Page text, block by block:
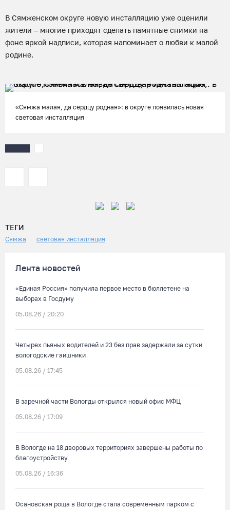
В Сямженском округе новую инсталляцию уже оценили
жители – многие приходят сделать памятные снимки на
фоне яркой надписи, которая напоминает о любви к малой
родине.
«Сямжа малая, да сердцу родная»: в округе появилась новая
световая инсталляция
ТЕГИ
Сямжа световая инсталляция
Лента новостей
«Единая Россия» получила первое место в бюллетене на
выборах в Госдуму
05.08.26 / 20:20
Четырех пьяных водителей и 23 без прав задержали за сутки
вологодские гаишники
05.08.26 / 17:45
В заречной части Вологды открылся новый офис МФЦ
05.08.26 / 17:09
В Вологде на 18 дворовых территориях завершены работы по
благоустройству
05.08.26 / 16:36
Осановская роща в Вологде стала современным парком с